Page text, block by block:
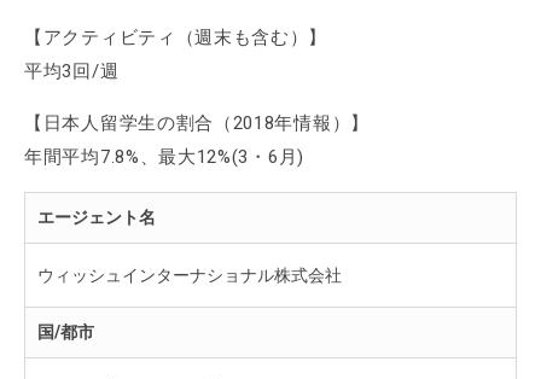
【アクティビティ（週末も含む）】
平均3回/週
【日本人留学生の割合（2018年情報）】
年間平均7.8%、最大12%(3・6月)
エージェント名
ウィッシュインターナショナル株式会社
国/都市